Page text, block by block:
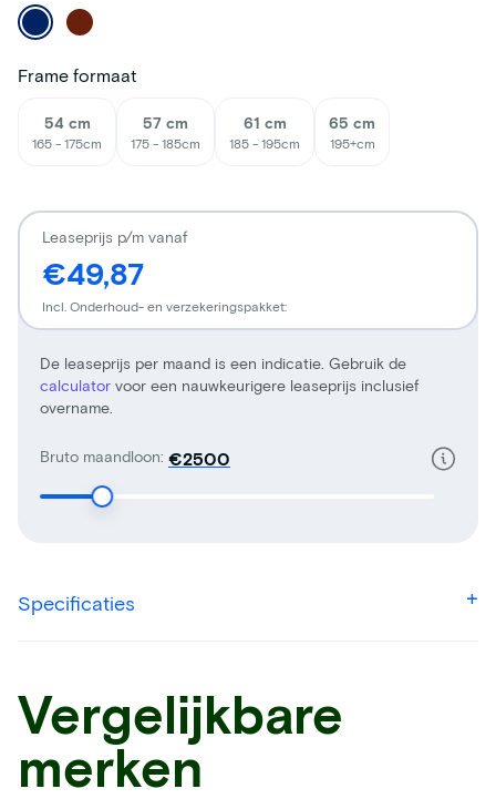
Frame formaat
54 cm
165 - 175cm
57 cm
175 - 185cm
61 cm
185 - 195cm
65 cm
195+cm
Bruto maandloon: €
De leaseprijs per maand is een indicatie. Gebruik de
calculator voor een nauwkeurigere leaseprijs inclusief
overname.
Leaseprijs p/m vanaf
€49,87
Incl. Onderhoud- en verzekeringspakket:
Specificaties
Vergelijkbare
merken